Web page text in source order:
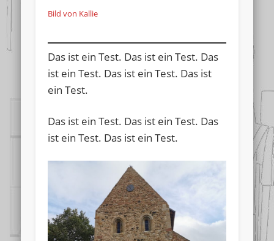
Bild von Kallie
Das ist ein Test. Das ist ein Test. Das
ist ein Test. Das ist ein Test. Das ist
ein Test.
Das ist ein Test. Das ist ein Test. Das
ist ein Test. Das ist ein Test.